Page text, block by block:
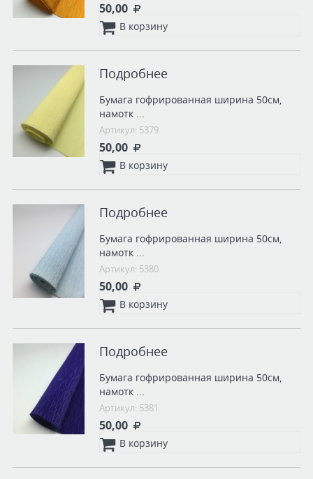
50,00
В корзину
Подробнее
Бумага гофрированная ширина 50см,
намотк ...
Артикул: 5379
50,00
В корзину
Подробнее
Бумага гофрированная ширина 50см,
намотк ...
Артикул: 5380
50,00
В корзину
Подробнее
Бумага гофрированная ширина 50см,
намотк ...
Артикул: 5381
50,00
В корзину